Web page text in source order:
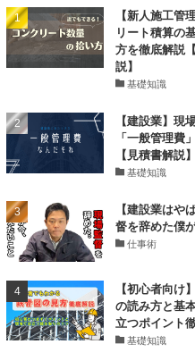
【新人施工管
リート積算の
方を徹底解説
説】
基礎知識
【建設業】現
「一般管理費
【見積書解説】
基礎知識
【建設業はや
督を辞めた僕
仕事術
【初心者向け
の読み方と基
立つポイント
基礎知識